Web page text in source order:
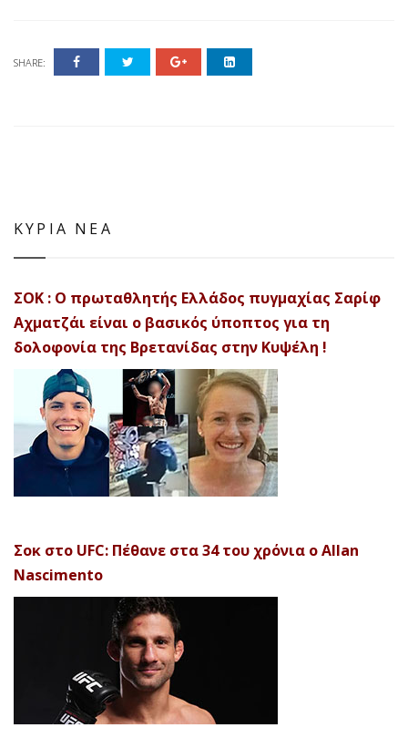
SHARE:
ΚΥΡΙΑ ΝΕΑ
ΣΟΚ : Ο πρωταθλητής Ελλάδος πυγμαχίας Σαρίφ
Αχματζάι είναι ο βασικός ύποπτος για τη
δολοφονία της Βρετανίδας στην Κυψέλη !
Σοκ στο UFC: Πέθανε στα 34 του χρόνια ο Allan
Nascimento